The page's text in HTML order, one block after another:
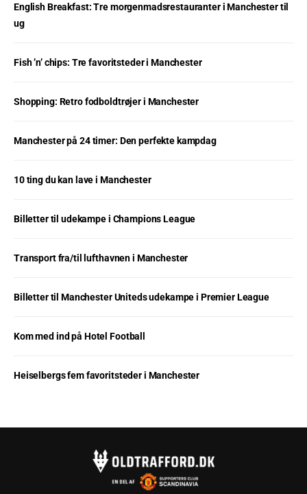
English Breakfast: Tre morgenmadsrestauranter i Manchester til
ug
Fish ’n’ chips: Tre favoritsteder i Manchester
Shopping: Retro fodboldtrøjer i Manchester
Manchester på 24 timer: Den perfekte kampdag
10 ting du kan lave i Manchester
Billetter til udekampe i Champions League
Transport fra/til lufthavnen i Manchester
Billetter til Manchester Uniteds udekampe i Premier League
Kom med ind på Hotel Football
Heiselbergs fem favoritsteder i Manchester